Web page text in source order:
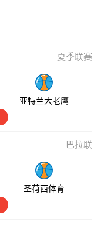
夏季联赛
亚特兰大老鹰
巴拉联
圣荷西体育